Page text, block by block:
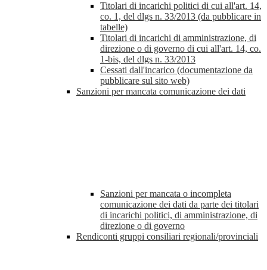
Titolari di incarichi politici di cui all'art. 14,
co. 1, del dlgs n. 33/2013 (da pubblicare in
tabelle)
Titolari di incarichi di amministrazione, di
direzione o di governo di cui all'art. 14, co.
1-bis, del dlgs n. 33/2013
Cessati dall'incarico (documentazione da
pubblicare sul sito web)
Sanzioni per mancata comunicazione dei dati
Sanzioni per mancata o incompleta
comunicazione dei dati da parte dei titolari
di incarichi politici, di amministrazione, di
direzione o di governo
Rendiconti gruppi consiliari regionali/provinciali